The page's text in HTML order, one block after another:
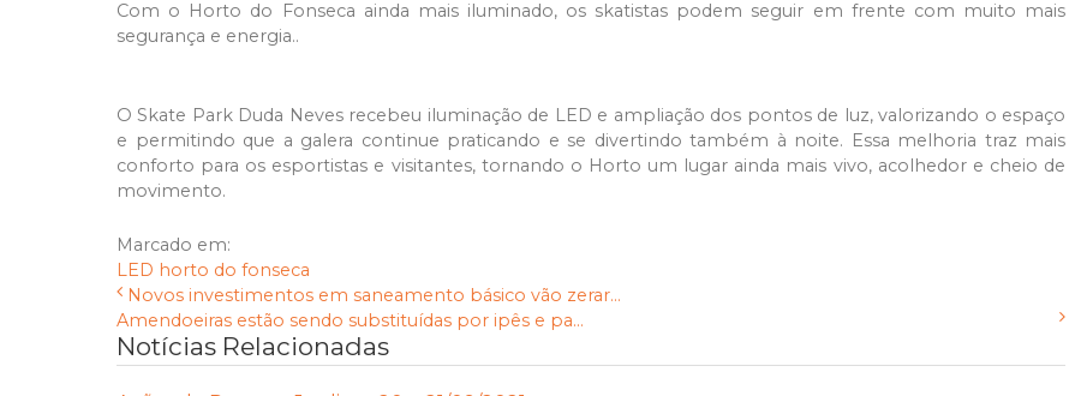
Com o Horto do Fonseca ainda mais iluminado, os skatistas podem seguir em frente com muito mais
segurança e energia..
O Skate Park Duda Neves recebeu iluminação de LED e ampliação dos pontos de luz, valorizando o espaço
e permitindo que a galera continue praticando e se divertindo também à noite. Essa melhoria traz mais
conforto para os esportistas e visitantes, tornando o Horto um lugar ainda mais vivo, acolhedor e cheio de
movimento.
Marcado em:
LED horto do fonseca
Novos investimentos em saneamento básico vão zerar...
Amendoeiras estão sendo substituídas por ipês e pa...
Notícias Relacionadas